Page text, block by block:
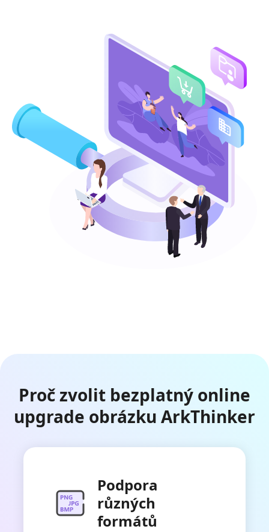
Proč zvolit bezplatný online
upgrade obrázku ArkThinker
Podpora
různých
formátů